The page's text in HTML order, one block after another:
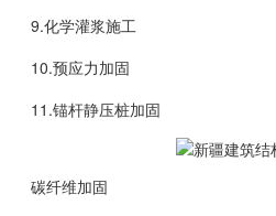
9.化学灌浆施工
10.预应力加固
11.锚杆静压桩加固
碳纤维加固